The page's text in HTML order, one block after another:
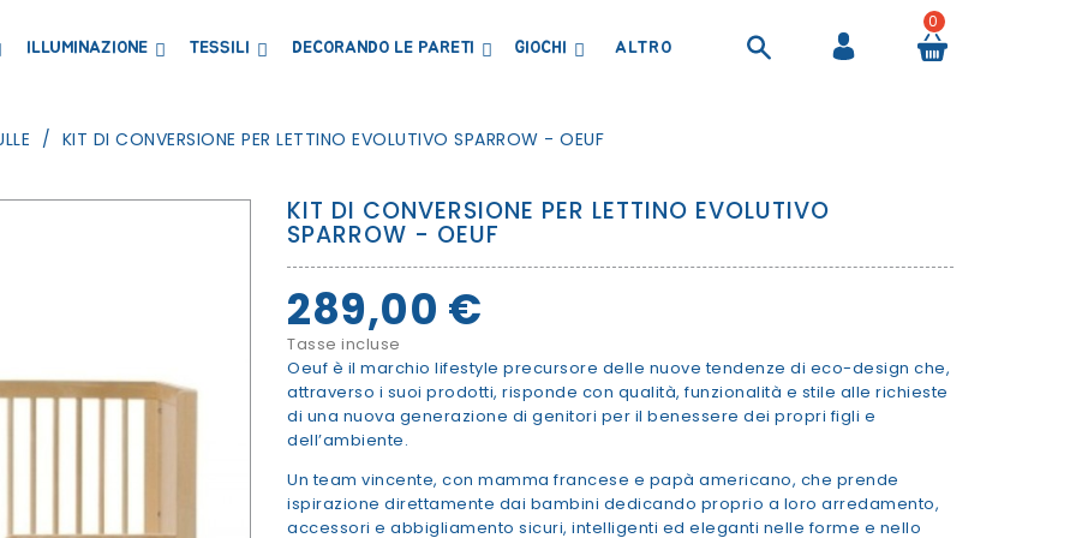
ILLUMINAZIONE TESSILI DECORANDO LE PARETI GIOCHI
0
KIT DI CONVERSIONE PER LETTINO EVOLUTIVO SPARROW - OEUF
KIT DI CONVERSIONE PER LETTINO EVOLUTIVO
SPARROW - OEUF
289,00 €
Tasse incluse
Oeuf è il marchio lifestyle precursore delle nuove tendenze di eco-design che,
attraverso i suoi prodotti, risponde con qualità, funzionalità e stile alle richieste
di una nuova generazione di genitori per il benessere dei propri figli e
dell’ambiente.
Un team vincente, con mamma francese e papà americano, che prende
ispirazione direttamente dai bambini dedicando proprio a loro arredamento,
accessori e abbigliamento sicuri, intelligenti ed eleganti nelle forme e nello